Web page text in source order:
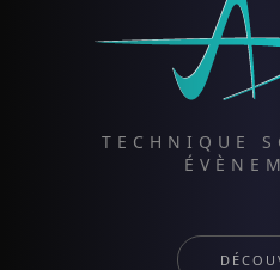
TECHNIQUE